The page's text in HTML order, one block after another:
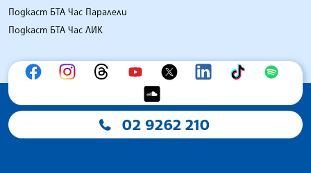
Подкаст БТА Час Паралели
Подкаст БТА Час ЛИК
02 9262 210